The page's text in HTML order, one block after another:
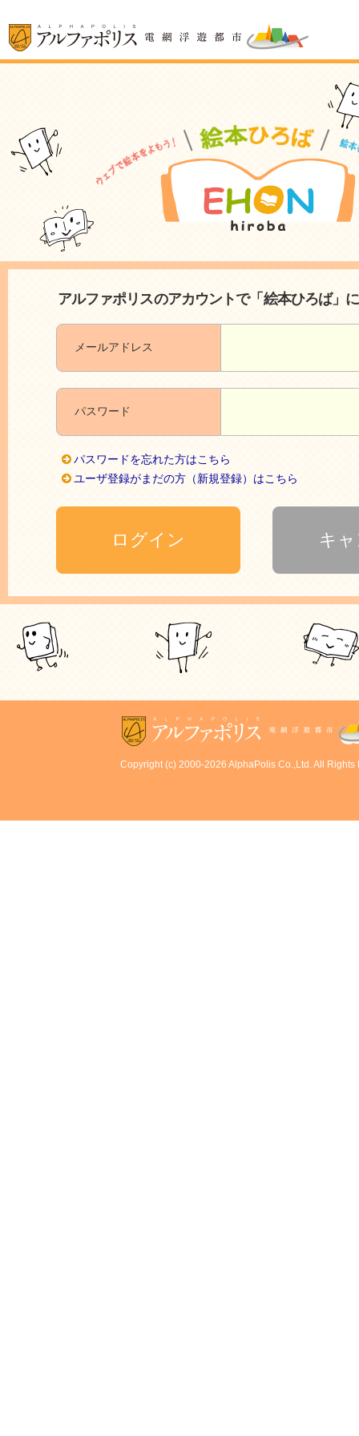
アルファポリスのアカウントで「絵本ひろば」
メールアドレス
パスワード
パスワードを忘れた方はこちら
ユーザ登録がまだの方（新規登録）はこちら
Copyright (c) 2000-2026 AlphaPolis Co.,Ltd. All Rights